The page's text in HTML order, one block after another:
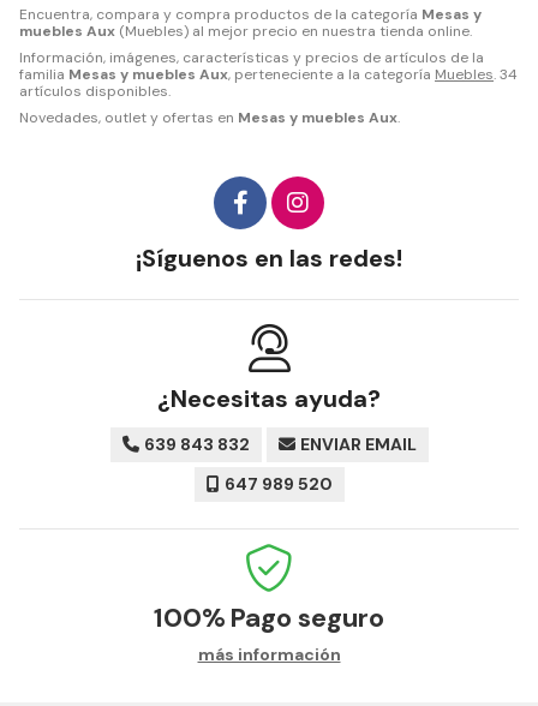
Encuentra, compara y compra productos de la categoría Mesas y
muebles Aux (Muebles) al mejor precio en nuestra tienda online.
Información, imágenes, características y precios de artículos de la
familia Mesas y muebles Aux, perteneciente a la categoría Muebles. 34
artículos disponibles.
Novedades, outlet y ofertas en Mesas y muebles Aux.
¡Síguenos en las redes!
¿Necesitas ayuda?
639 843 832
ENVIAR EMAIL
647 989 520
100% Pago seguro
más información